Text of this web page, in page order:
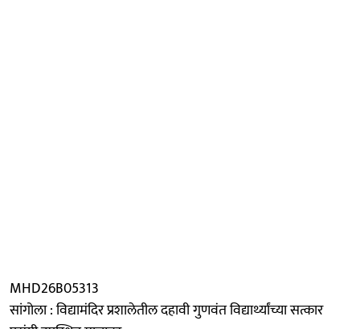
MHD26B05313
सांगोला : विद्यामंदिर प्रशालेतील दहावी गुणवंत विद्यार्थ्यांच्या सत्कार